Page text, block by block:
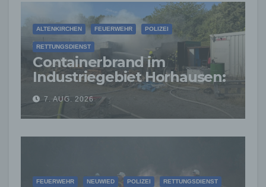
ALTENKIRCHEN FEUERWEHR POLIZEI
RETTUNGSDIENST
Containerbrand im
Industriegebiet Horhausen:
Feuerwehr verhindert
weitere Ausbreitung
7. AUG. 2026
FEUERWEHR NEUWIED POLIZEI RETTUNGSDIENST